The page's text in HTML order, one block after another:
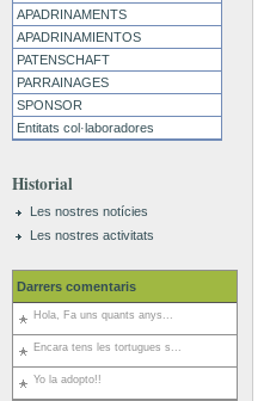
APADRINAMENTS
APADRINAMIENTOS
PATENSCHAFT
PARRAINAGES
SPONSOR
Entitats col·laboradores
Historial
Les nostres notícies
Les nostres activitats
Darrers comentaris
Hola, Fa uns quants anys...
Encara tens les tortugues s...
Yo la adopto!!